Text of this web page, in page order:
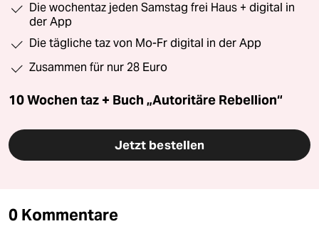
Die wochentaz jeden Samstag frei Haus + digital in
der App
Die tägliche taz von Mo-Fr digital in der App
Zusammen für nur 28 Euro
10 Wochen taz + Buch „Autoritäre Rebellion“
Jetzt bestellen
0 Kommentare